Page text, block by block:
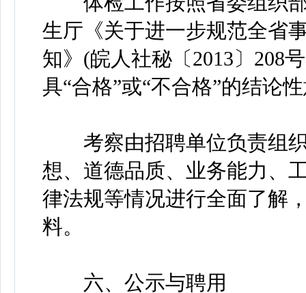
生厅《关于进一步规范全省
知》(皖人社秘〔2013〕208
具“合格”或“不合格”的结论
考察由招聘单位负责组织
想、道德品质、业务能力、
律法规等情况进行全面了解
料。
六、公示与聘用